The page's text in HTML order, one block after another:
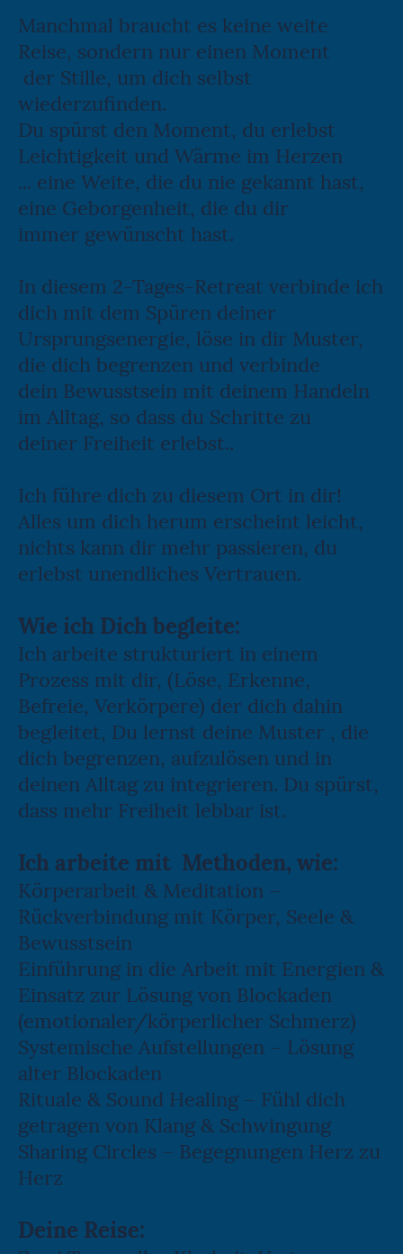
Manchmal braucht es keine weite
Reise, sondern nur einen Moment
der Stille, um dich selbst
wiederzufinden.
Du spürst den Moment, du erlebst
Leichtigkeit und Wärme im Herzen
... eine Weite, die du nie gekannt hast,
eine Geborgenheit, die du dir
immer gewünscht hast.
In diesem 2-Tages-Retreat verbinde ich
dich mit dem Spüren deiner
Ursprungsenergie, löse in dir Muster,
die dich begrenzen und verbinde
dein Bewusstsein mit deinem Handeln
im Alltag, so dass du Schritte zu
deiner Freiheit erlebst..
Ich führe dich zu diesem Ort in dir!
Alles um dich herum erscheint leicht,
nichts kann dir mehr passieren, du
erlebst unendliches Vertrauen.
Wie ich Dich begleite:
Ich arbeite strukturiert in einem
Prozess mit dir, (Löse, Erkenne,
Befreie, Verkörpere) der dich dahin
begleitet, Du lernst deine Muster , die
dich begrenzen, aufzulösen und in
deinen Alltag zu integrieren. Du spürst,
dass mehr Freiheit lebbar ist.
Ich arbeite mit Methoden, wie:
Körperarbeit & Meditation –
Rückverbindung mit Körper, Seele &
Bewusstsein
Einführung in die Arbeit mit Energien &
Einsatz zur Lösung von Blockaden
(emotionaler/körperlicher Schmerz)
Systemische Aufstellungen – Lösung
alter Blockaden
Rituale & Sound Healing – Fühl dich
getragen von Klang & Schwingung
Sharing Circles – Begegnungen Herz zu
Herz
Deine Reise: